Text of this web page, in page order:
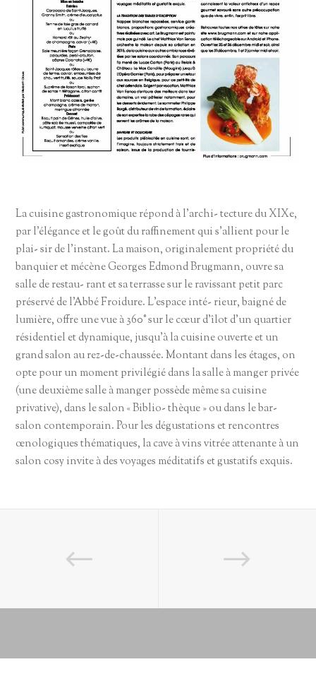
La cuisine gastronomique répond à l’archi- tecture du XIXe,
par l’élégance et le goût du raffinement qui s’allient pour le
plai- sir de l’instant. La maison, originalement propriété du
banquier et mécène Georges Edmond Brugmann, ouvre sa
salle de restau- rant et sa terrasse sur le ravissant petit parc
préservé de l’Abbé Froidure. L’espace inté- rieur, baigné de
lumière, offre une vue à 360° sur le cœur d’îlot d’un quartier
résidentiel et dynamique, jusqu’à la cuisine ouverte et un
grand salon au rez-de-chaussée. Montant dans les étages, on
opte pour un momentprivilégié dans la salle à manger privée
(une deuxième salle à manger possède même sa cuisine
privative), dans le salon « Biblio- thèque » ou dans le bar-
salon contemporain. Pour les dégustations et rencontres
œnologiques thématiques, la cave à vins vitrée attenante à un
salon cosy invite à des voyages méditatifs et gustatifs exquis.